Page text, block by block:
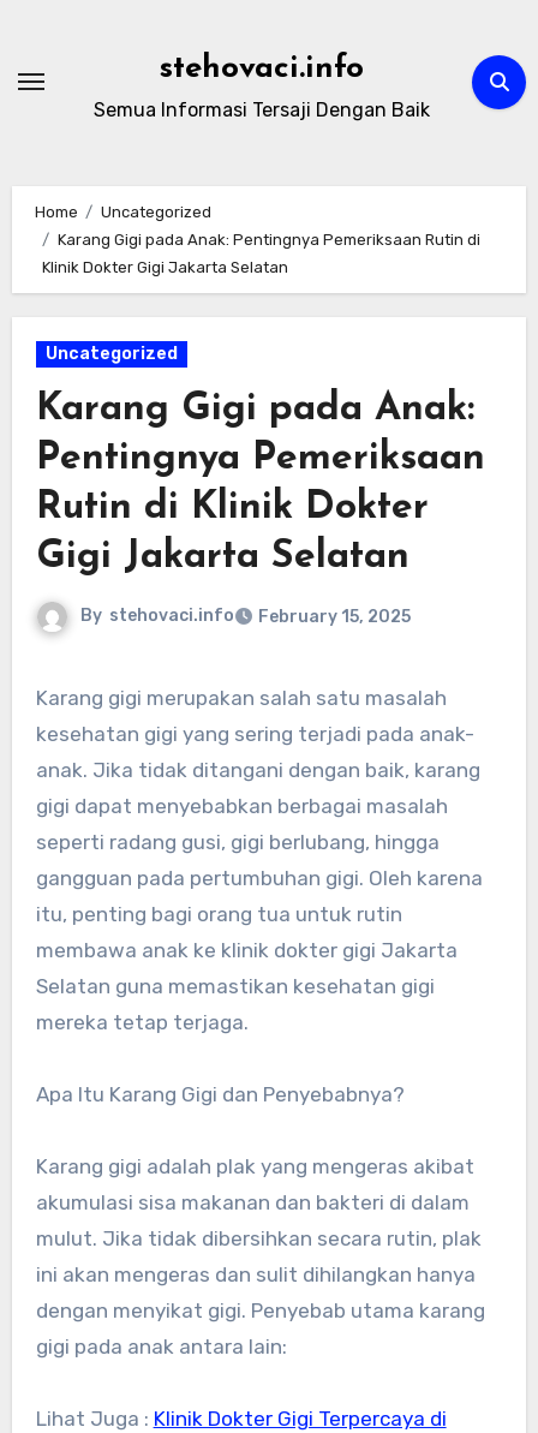
content
stehovaci.info
Semua Informasi Tersaji Dengan Baik
Home
Uncategorized
Karang Gigi pada Anak: Pentingnya Pemeriksaan Rutin di
Klinik Dokter Gigi Jakarta Selatan
Uncategorized
Karang Gigi pada Anak:
Pentingnya Pemeriksaan
Rutin di Klinik Dokter
Gigi Jakarta Selatan
By stehovaci.info February 15, 2025
Karang gigi merupakan salah satu masalah
kesehatan gigi yang sering terjadi pada anak-
anak. Jika tidak ditangani dengan baik, karang
gigi dapat menyebabkan berbagai masalah
seperti radang gusi, gigi berlubang, hingga
gangguan pada pertumbuhan gigi. Oleh karena
itu, penting bagi orang tua untuk rutin
membawa anak ke klinik dokter gigi Jakarta
Selatan guna memastikan kesehatan gigi
mereka tetap terjaga.
Apa Itu Karang Gigi dan Penyebabnya?
Karang gigi adalah plak yang mengeras akibat
akumulasi sisa makanan dan bakteri di dalam
mulut. Jika tidak dibersihkan secara rutin, plak
ini akan mengeras dan sulit dihilangkan hanya
dengan menyikat gigi. Penyebab utama karang
gigi pada anak antara lain:
Lihat Juga : Klinik Dokter Gigi Terpercaya di